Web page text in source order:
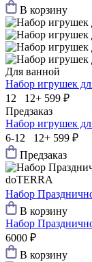
В корзину
Для ванной
Набор игрушек
12 12+ 599 ₽
Предзаказ
Набор игрушек
6-12 12+ 599 ₽
Предзаказ
doTERRA
Набор
В корзину
Набор
6000 ₽
В корзину